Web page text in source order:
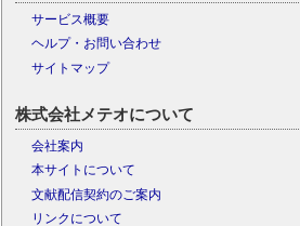
サービス概要
ヘルプ・お問い合わせ
サイトマップ
株式会社メテオについて
会社案内
本サイトについて
文献配信契約のご案内
リンクについて